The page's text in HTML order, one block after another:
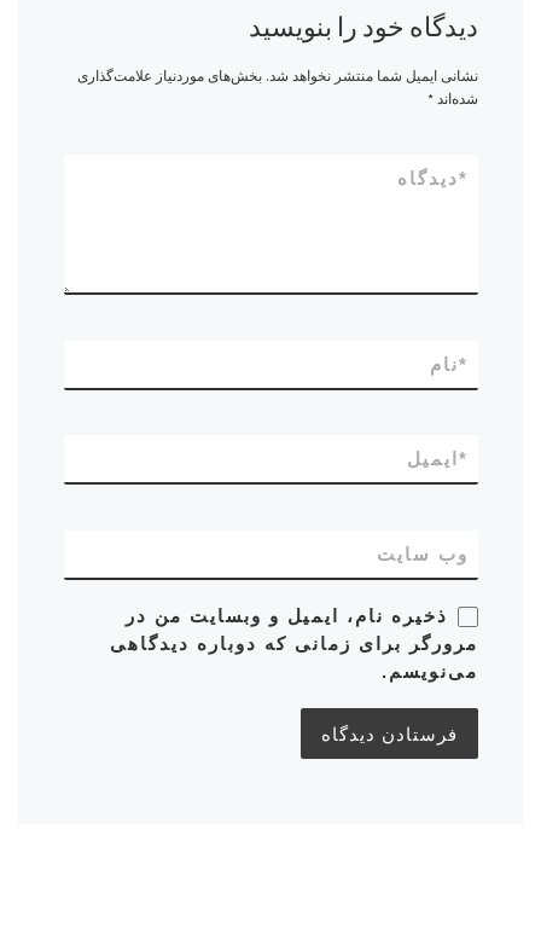
دیدگاه خود را بنویسید
نشانی ایمیل شما منتشر نخواهد شد. بخش‌های موردنیاز علامت‌گذاری
شده‌اند*
دیدگاه*
نام*
ایمیل *
وب‌ سایت
ذخیره نام، ایمیل و وبسایت من در
مرورگر برای زمانی که دوباره دیدگاهی
می‌نویسم.